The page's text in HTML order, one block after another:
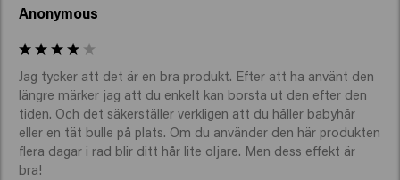
Anonymous
Jag tycker att det är en bra produkt. Efter att ha använt den
längre märker jag att du enkelt kan borsta ut den efter den
tiden. Och det säkerställer verkligen att du håller babyhår
eller en tät bulle på plats. Om du använder den här produkten
flera dagar i rad blir ditt hår lite oljare. Men dess effekt är
bra!